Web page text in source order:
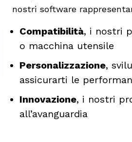
nostri software
Compatibilità, i nostri
o macchina utensile
Personalizzazione,
assicurarti le
Innovazione, i nostri
all’avanguardia